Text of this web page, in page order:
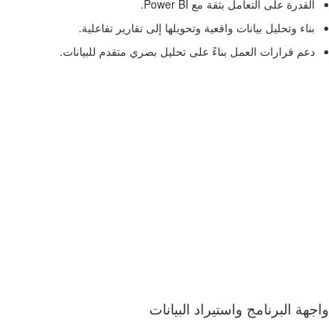
القدرة على التعامل بثقة مع Power BI.
بناء وتحليل بيانات واقعية وتحويلها إلى تقارير تفاعلية.
دعم قرارات العمل بناءً على تحليل بصري متقدم للبيانات.
واجهة البرنامج واستيراد البيانات